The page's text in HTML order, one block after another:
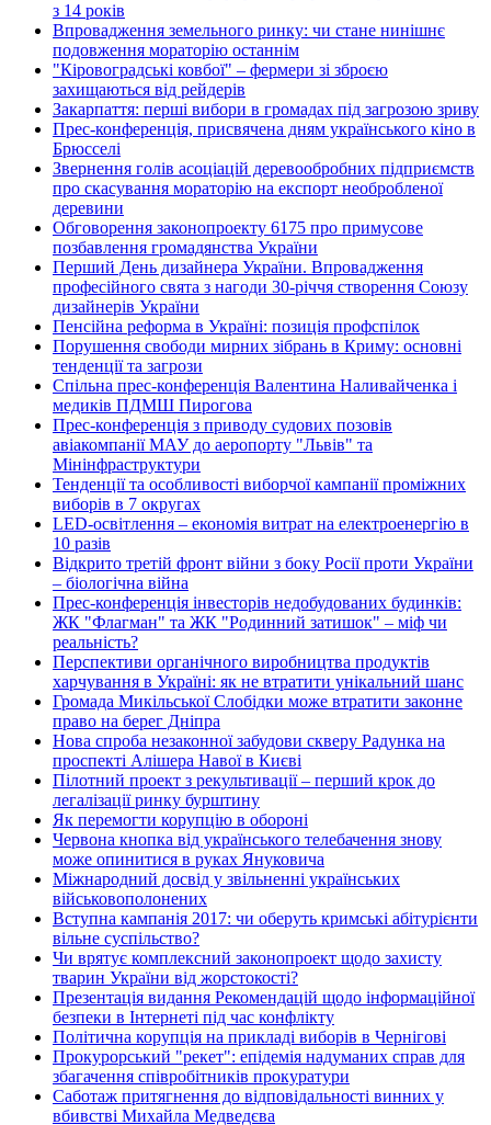
з 14 років
Впровадження земельного ринку: чи стане нинішнє
подовження мораторію останнім
"Кіровоградські ковбої" – фермери зі зброєю
захищаються від рейдерів
Закарпаття: перші вибори в громадах під загрозою зриву
Прес-конференція, присвячена дням українського кіно в
Брюсселі
Звернення голів асоціацій деревообробних підприємств
про скасування мораторію на експорт необробленої
деревини
Обговорення законопроекту 6175 про примусове
позбавлення громадянства України
Перший День дизайнера України. Впровадження
професійного свята з нагоди 30-річчя створення Союзу
дизайнерів України
Пенсійна реформа в Україні: позиція профспілок
Порушення свободи мирних зібрань в Криму: основні
тенденції та загрози
Спільна прес-конференція Валентина Наливайченка і
медиків ПДМШ Пирогова
Прес-конференція з приводу судових позовів
авіакомпанії МАУ до аеропорту "Львів" та
Мінінфраструктури
Тенденції та особливості виборчої кампанії проміжних
виборів в 7 округах
LED-освітлення – економія витрат на електроенергію в
10 разів
Відкрито третій фронт війни з боку Росії проти України
– біологічна війна
Прес-конференція інвесторів недобудованих будинків:
ЖК "Флагман" та ЖК "Родинний затишок" – міф чи
реальність?
Перспективи органічного виробництва продуктів
харчування в Україні: як не втратити унікальний шанс
Громада Микільської Слобідки може втратити законне
право на берег Дніпра
Нова спроба незаконної забудови скверу Радунка на
проспекті Алішера Навої в Києві
Пілотний проект з рекультивації – перший крок до
легалізації ринку бурштину
Як перемогти корупцію в обороні
Червона кнопка від українського телебачення знову
може опинитися в руках Януковича
Міжнародний досвід у звільненні українських
військовополонених
Вступна кампанія 2017: чи оберуть кримські абітурієнти
вільне суспільство?
Чи врятує комплексний законопроект щодо захисту
тварин України від жорстокості?
Презентація видання Рекомендацій щодо інформаційної
безпеки в Інтернеті під час конфлікту
Політична корупція на прикладі виборів в Чернігові
Прокурорський "рекет": епідемія надуманих справ для
збагачення співробітників прокуратури
Саботаж притягнення до відповідальності винних у
вбивстві Михайла Медведєва